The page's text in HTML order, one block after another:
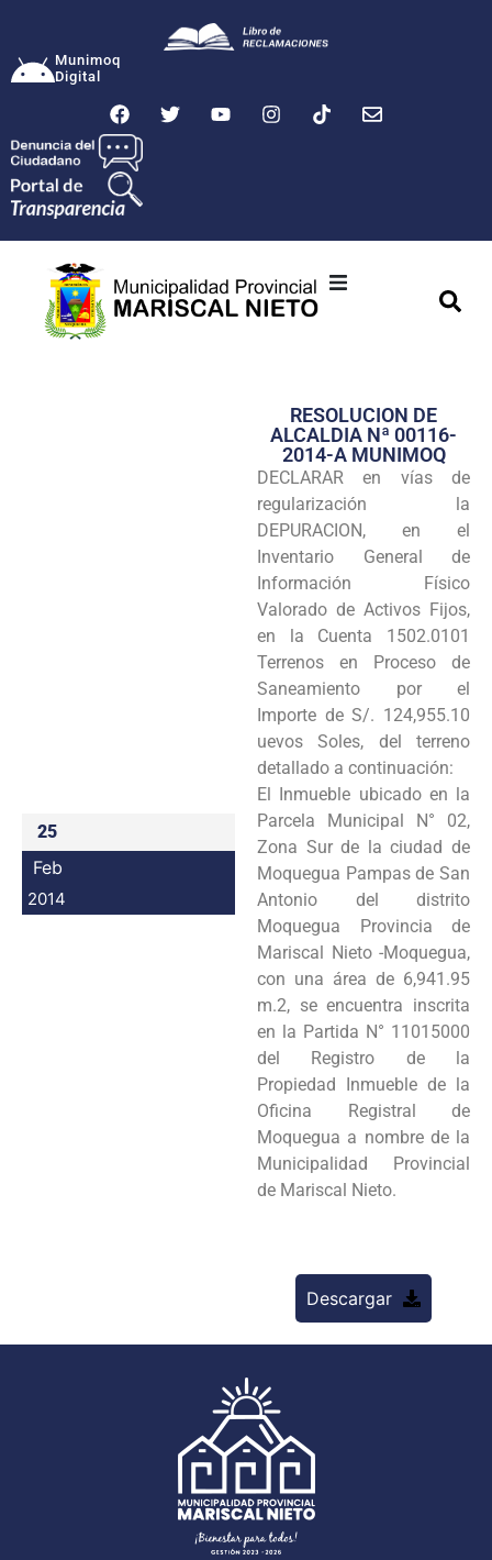
Munimoq
Digital
Transparencia
Seguridad
Programas
Intranet
25
Feb
2014
RESOLUCION DE
ALCALDIA Nª 00116-
2014-A MUNIMOQ
DECLARAR en vías de
regularización la
DEPURACION, en el
Inventario General de
Información Físico
Valorado de Activos Fijos,
en la Cuenta 1502.0101
Terrenos en Proceso de
Saneamiento por el
Importe de S/. 124,955.10
uevos Soles, del terreno
detallado a continuación:
El Inmueble ubicado en la
Parcela Municipal N° 02,
Zona Sur de la ciudad de
Moquegua Pampas de San
Antonio del distrito
Moquegua Provincia de
Mariscal Nieto -Moquegua,
con una área de 6,941.95
m.2, se encuentra inscrita
en la Partida N° 11015000
del Registro de la
Propiedad Inmueble de la
Oficina Registral de
Moquegua a nombre de la
Municipalidad Provincial
de Mariscal Nieto.
Descargar